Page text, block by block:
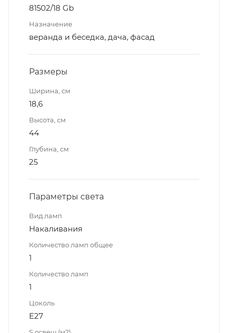
81502/18 Gb
Назначение
веранда и беседка, дача, фасад
Размеры
Ширина, см
18,6
Высота, см
44
Глубина, см
25
Параметры света
Вид ламп
Накаливания
Количество ламп общее
1
Количество ламп
1
Цоколь
E27